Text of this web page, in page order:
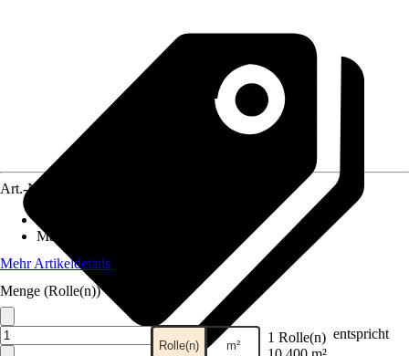
Art.-Nr.
Maße (BxH)
Mehr Artikeldetails
Menge (Rolle(n))
Rolle(n) m² 1 Rolle(n) entspricht